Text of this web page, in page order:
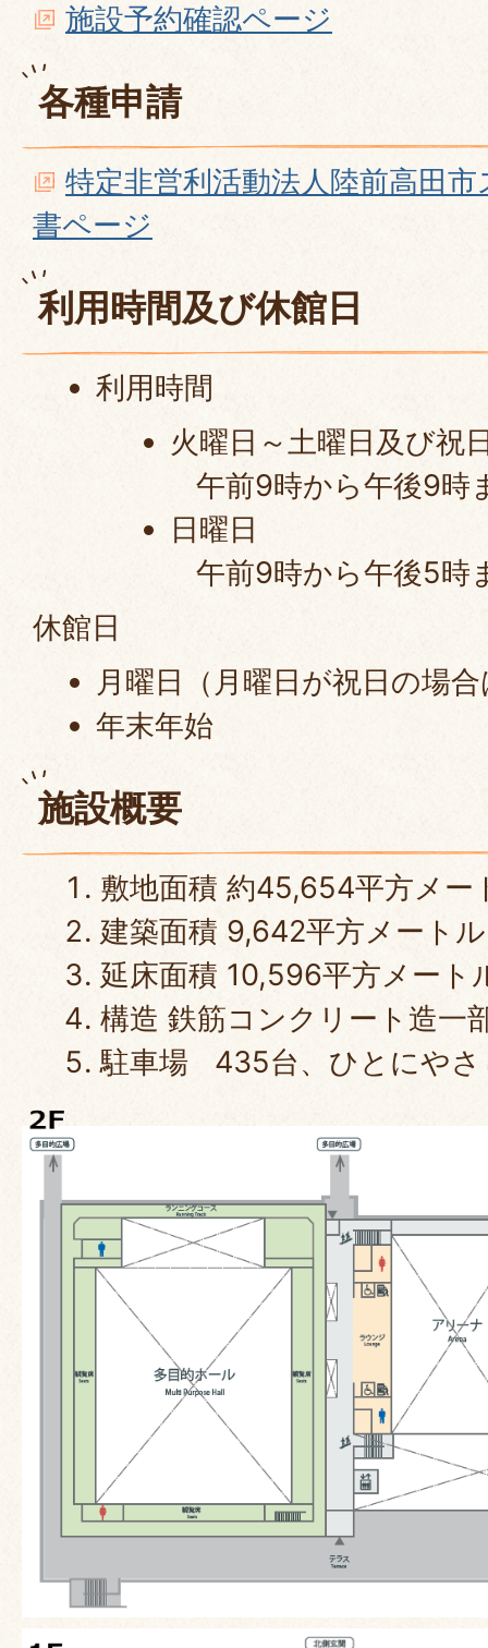
施設予約確認ページ
各種申請
特定非営利活動法人陸前高田
書ページ
利用時間及び休館日
利用時間
火曜日～土曜日及び
午前9時から午後9時
日曜日
午前9時から午後5時
休館日
月曜日（月曜日が祝日の場
年末年始
施設概要
敷地面積 約45,654平方メー
建築面積 9,642平方メートル
延床面積 10,596平方メート
構造 鉄筋コンクリート造一
駐車場 435台、ひとにや